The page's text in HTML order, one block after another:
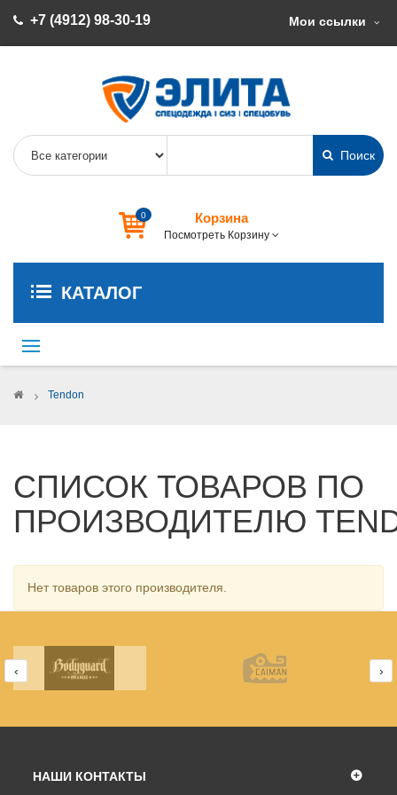
+7 (4912) 98-30-19 Мои ссылки
Поиск
0 Корзина
Посмотреть Корзину
КАТАЛОГ
Переключить
навигации
> Tendon
СПИСОК ТОВАРОВ ПО
ПРОИЗВОДИТЕЛЮ
Нет товаров этого производителя.
‹ ›
НАШИ КОНТАКТЫ